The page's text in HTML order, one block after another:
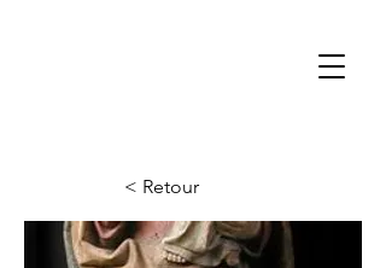
< Retour